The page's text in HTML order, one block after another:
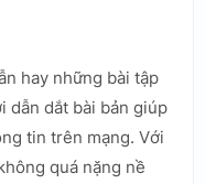
hay những bài tập
dẫn dắt bài bản giúp
tin trên mạng. Với
quá nặng nề